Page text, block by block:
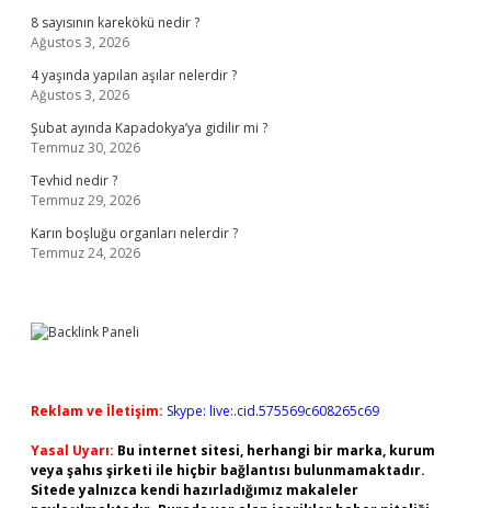
8 sayısının karekökü nedir ?
Ağustos 3, 2026
4 yaşında yapılan aşılar nelerdir ?
Ağustos 3, 2026
Şubat ayında Kapadokya’ya gidilir mi ?
Temmuz 30, 2026
Tevhid nedir ?
Temmuz 29, 2026
Karın boşluğu organları nelerdir ?
Temmuz 24, 2026
Reklam ve İletişim: Skype: live:.cid.575569c608265c69
Yasal Uyarı: Bu internet sitesi, herhangi bir marka, kurum
veya şahıs şirketi ile hiçbir bağlantısı bulunmamaktadır.
Sitede yalnızca kendi hazırladığımız makaleler